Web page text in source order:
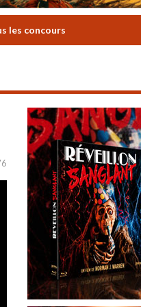
les concours